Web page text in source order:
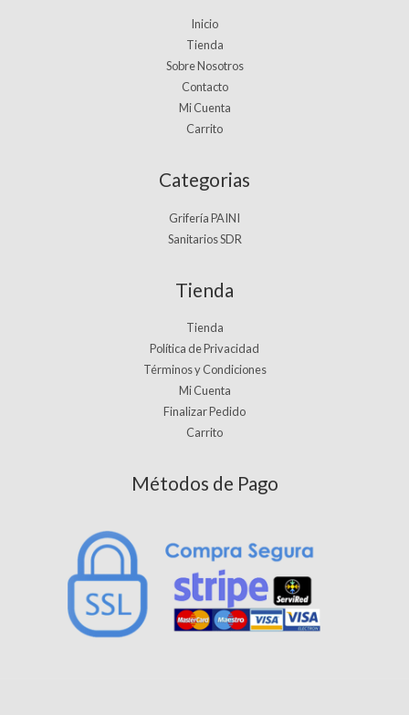
Inicio
Tienda
Sobre Nosotros
Contacto
Mi Cuenta
Carrito
Categorias
Grifería PAINI
Sanitarios SDR
Tienda
Tienda
Política de Privacidad
Términos y Condiciones
Mi Cuenta
Finalizar Pedido
Carrito
Métodos de Pago